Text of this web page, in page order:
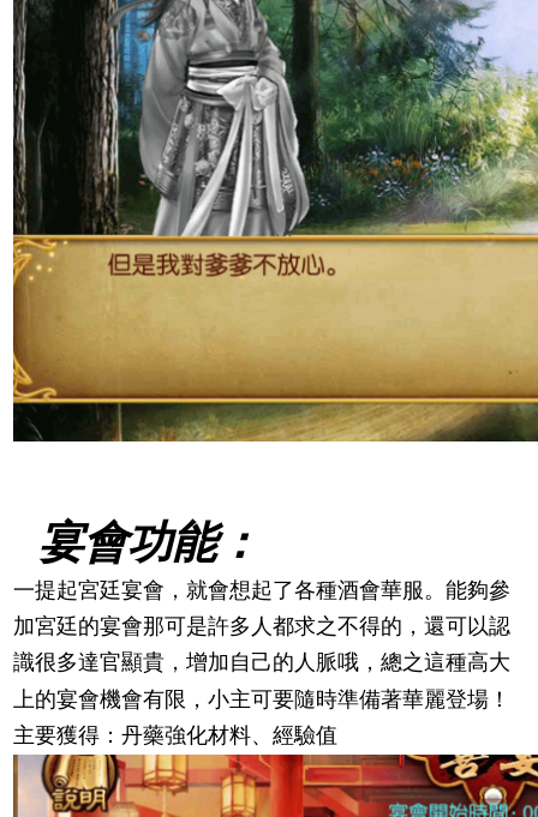
宴會功能：
一提起宮廷宴會，就會想起了各種酒會華服。能夠參
加宮廷的宴會那可是許多人都求之不得的，還可以認
識很多達官顯貴，增加自己的人脈哦，總之這種高大
上的宴會機會有限，小主可要隨時準備著華麗登場！
主要獲得：丹藥強化材料、經驗值